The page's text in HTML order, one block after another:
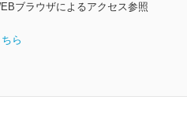
ブラウザによるアクセス参照
ら